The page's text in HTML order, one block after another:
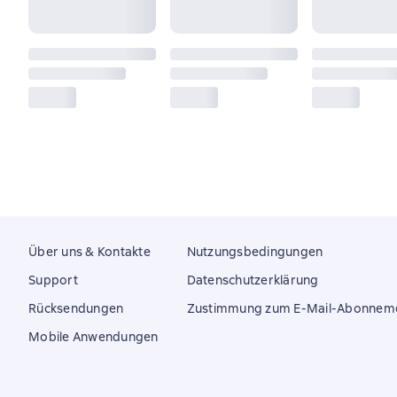
Über uns & Kontakte
Support
Rücksendungen
Mobile Anwendungen
Nutzungsbedingungen
Datenschutzerklärung
Zustimmung zum E-Mail-